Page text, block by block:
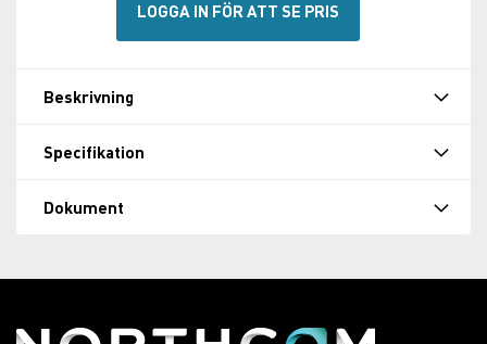
LOGGA IN FÖR ATT SE PRIS
Beskrivning
Specifikation
Dokument